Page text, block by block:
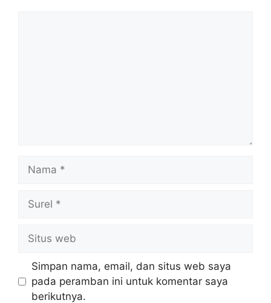
web
Simpan nama, email, dan situs web saya
pada peramban ini untuk komentar saya
berikutnya.